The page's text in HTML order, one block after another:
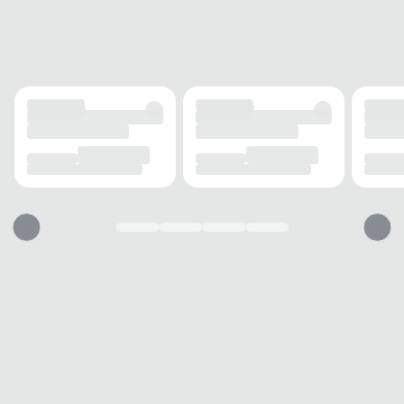
SOLADO
MATERIAL
ADERÊNCIA
Alta
AMORTECIMENTO
FORRO
MATERIAL